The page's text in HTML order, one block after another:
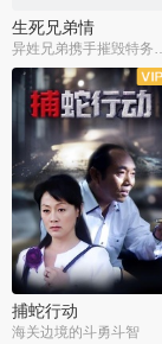
生死兄弟情
异姓兄弟
全22集
捕蛇行动
海关边境的斗勇斗智